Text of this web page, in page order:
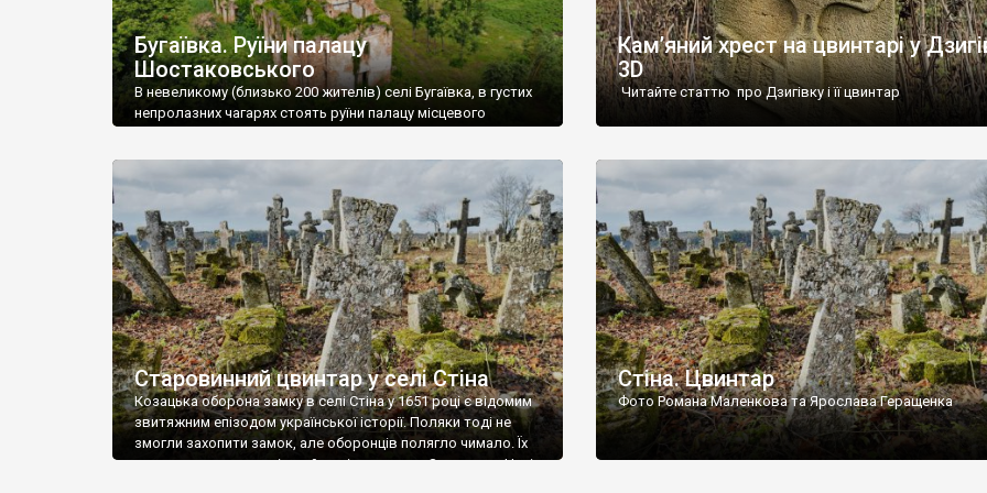
Бугаївка. Руїни палацу
Шостаковського
В невеликому (близько 200 жителів) селі Бугаївка, в густих
непролазних чагарях стоять руїни палацу місцевого
потім клуб, ще пізніше – гуртожиток. У 60-х роках минулого
століття тут розмістили туберкульозну лікарню. Коли із
палацу виїхала лікарня – ми точно не […]
Кам’яний хрест на цвинтарі у
3D
Читайте статтю про Дзигівку і її цвинтар
Старовинний цвинтар у селі Стіна
Козацька оборона замку в селі Стіна у 1651 році є відомим
звитяжним епізодом української історії. Поляки тоді не
змогли захопити замок, але оборонців полягло чимало. Їх
поховали на цвинтарі, який тоді називався Замковим. Нині
Стіна. Цвинтар
Фото Романа Маленкова та Ярослава Геращенка